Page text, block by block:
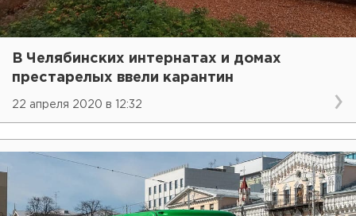
В Челябинских интернатах и домах
престарелых ввели карантин
22 апреля 2020 в 12:32